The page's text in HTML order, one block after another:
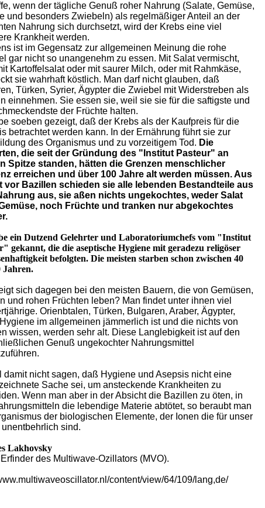
wenn der tägliche Genuß roher Nahrung (Salate, Gemüse,
und besonders Zwiebeln) als regelmäßiger Anteil an der
Nahrung sich durchsetzt, wird der Krebs eine viel
Krankheit werden.
ist im Gegensatz zur allgemeinen Meinung die rohe
gar nicht so unangenehm zu essen. Mit Salat vermischt,
Kartoffelsalat oder mit saurer Milch, oder mit Rahmkäse,
sie wahrhaft köstlich. Man darf nicht glauben, daß
Türken, Syrier, Ägypter die Zwiebel mit Widerstreben als
einnehmen. Sie essen sie, weil sie sie für die saftigste und
der Früchte halten.
soeben gezeigt, daß der Krebs als der Kaufpreis für die
betrachtet werden kann. In der Ernährung führt sie zur
des Organismus und zu vorzeitigem Tod. Die
die seit der Gründung des "Institut Pasteur" an
Spitze standen, hätten die Grenzen menschlicher
erreichen und über 100 Jahre alt werden müssen. Aus
vor Bazillen schieden sie alle lebenden Bestandteile aus
aus, sie aßen nichts ungekochtes, weder Salat
noch Früchte und tranken nur abgekochtes
ein Dutzend Gelehrter und Laboratoriumchefs vom "Institut
gekannt, die die aseptische Hygiene mit geradezu religöser
befolgten. Die meisten starben schon zwischen 40
Jahren.
sich dagegen bei den meisten Bauern, die von Gemüsen,
und rohen Früchten leben? Man findet unter ihnen viel
Orienbtalen, Türken, Bulgaren, Araber, Ägypter,
im allgemeinen jämmerlich ist und die nichts von
wissen, werden sehr alt. Diese Langlebigkeit ist auf den
Genuß ungekochter Nahrungsmittel
damit nicht sagen, daß Hygiene und Asepsis nicht eine
Sache sei, um ansteckende Krankheiten zu
Wenn man aber in der Absicht die Bazillen zu öten, in
die lebendige Materie abtötet, so beraubt man
der biologischen Elemente, der Ionen die für unser
unentbehrlich sind.
Lakhovsky
des Multiwave-Ozillators (MVO).
content/view/64/109/lang,de/